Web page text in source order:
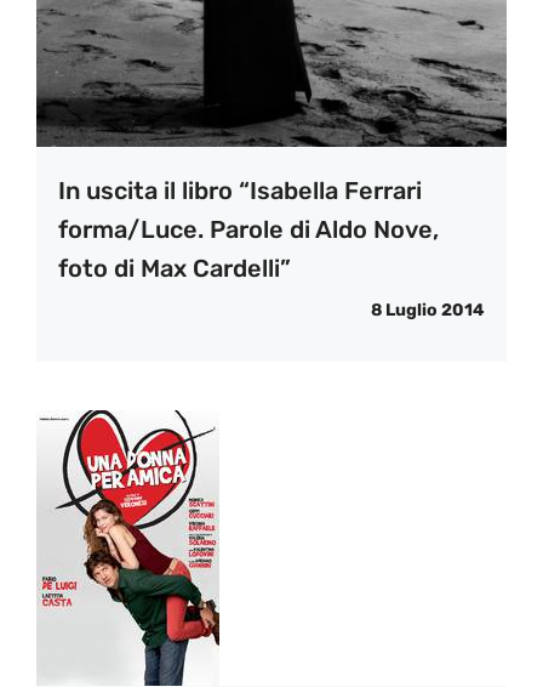
In uscita il libro “Isabella Ferrari
forma/Luce. Parole di Aldo Nove,
foto di Max Cardelli”
8 Luglio 2014